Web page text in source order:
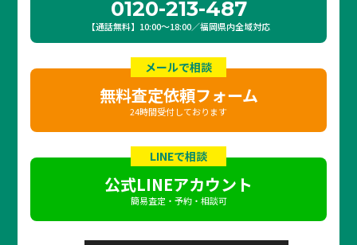
0120-213-487
【通話無料】10:00〜18:00／福岡県内全域対応
メールで相談
無料査定依頼フォーム
24時間受付しております
LINEで相談
公式LINEアカウント
簡易査定・予約・相談可